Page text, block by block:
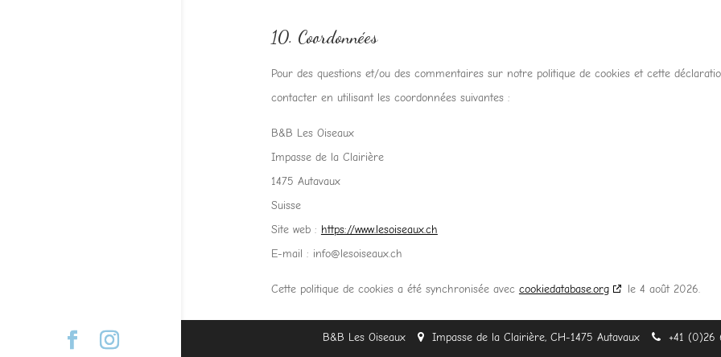
10. Coordonnées
Pour des questions et/ou des commentaires sur notre politique de cookies et cette
contacter en utilisant les coordonnées suivantes :
B&B Les Oiseaux
Impasse de la Clairière
1475 Autavaux
Suisse
Site web : https://www.lesoiseaux.ch
E-mail : info@lesoiseaux.ch
Cette politique de cookies a été synchronisée avec cookiedatabase.org le 4 août 2026.
B&B Les Oiseaux Impasse de la Clairière, CH-1475 Autavaux +41 (0)26